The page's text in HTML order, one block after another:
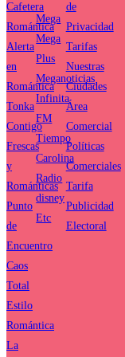
Cafetera
Romántica
Alerta
en
Romántica
Tonka
Contigo
Frescas
y
Románticas
Punto
de
Encuentro
Caos
Total
Estilo
Romántica
La
Mega
Mega
Plus
Meganoticias
Infinita
FM
Tiempo
Carolina
Radio
disney
Etc
de
Privacidad
Tarifas
Nuestras
Ciudades
Área
Comercial
Políticas
Comerciales
Tarifa
Publicidad
Electoral